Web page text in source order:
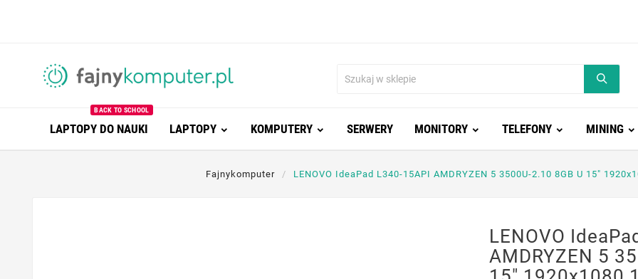
LAPTOPY DO NAUKI
BACK TO SCHOOL
LAPTOPY KOMPUTERY SERWERY MONITORY TELEFONY MINING
Fajnykomputer LENOVO IdeaPad L340-15API AMDRYZEN 5 3500U-2.10 8GB U 15"
LENOVO
AMDRYZEN 5